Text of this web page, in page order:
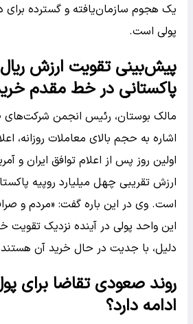
یک هجوم سازمان‌یافته و گسترده برای
پولی است.
پیش‌بینی تقویت ارزش ریال
پاکستانی در خط مقدم
مالک بوستان، رئیس انجمن شرکت‌های
اشاره به حجم بالای معاملات روزانه،
اولین روز پس از اعلام توافق ایران و
ارزش تقریبی چهل میلیارد روپیه
است. وی در این باره گفت: «مردم و
این واحد پولی در آینده نزدیک
دلیل، با جدیت در حال خرید آن
روند صعودی تقاضا برای
ادامه دارد؟